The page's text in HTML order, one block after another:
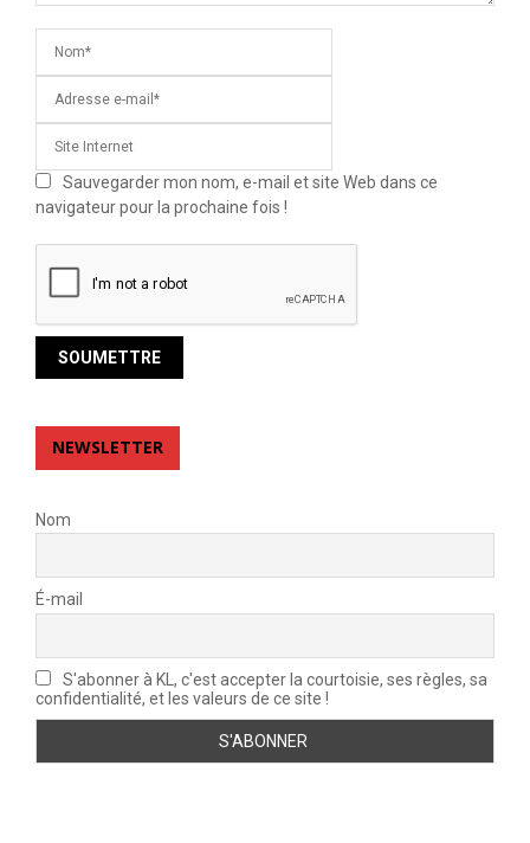
Sauvegarder mon nom, e-mail et site Web dans ce
navigateur pour la prochaine fois !
NEWSLETTER
Nom
É-mail
S'abonner à KL, c'est accepter la courtoisie, ses règles, sa
confidentialité, et les valeurs de ce site !